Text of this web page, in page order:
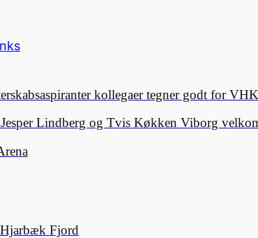
kollegaer tegner godt for
Lindberg og Tvis Køkken Viborg
Fjord